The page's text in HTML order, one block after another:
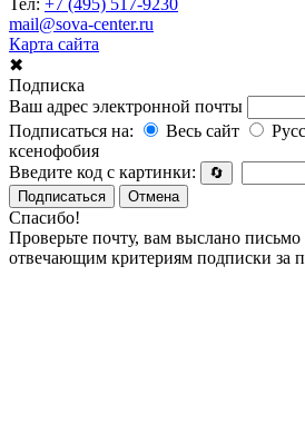
Тел: +7 (495) 517-9230
mail@sova-center.ru
Карта сайта
✖
Подписка
Ваш адрес электронной почты
Подписаться на:
Весь сайт
ксенофобия
Введите код с картинки:
🔄
Подписаться
Отмена
Спасибо!
Проверьте почту, вам выслано письмо
отвечающим критериям подписки за